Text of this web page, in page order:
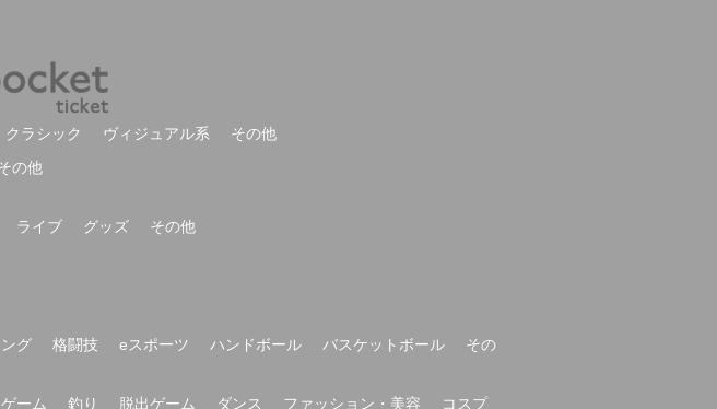
クラシック ヴィジュアル系
その他
の他
ライブ グッズ その他
グ 格闘技 eスポーツ ハンドボール バスケットボール
その
ゲーム 釣り 脱出ゲーム ダンス ファッション・美容 コスプ